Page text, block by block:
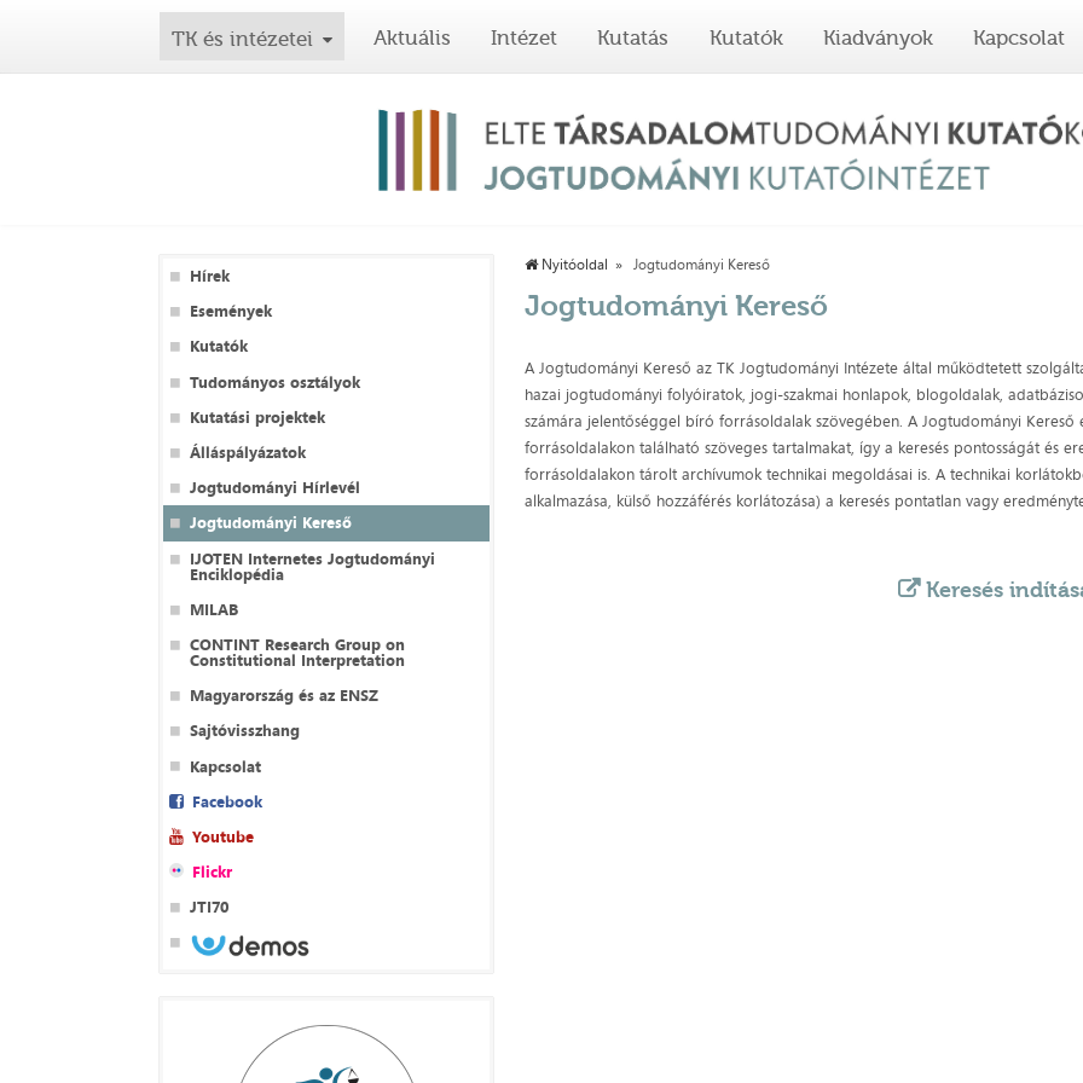
TK és intézetei Aktuális Intézet Kutatás Kutatók Kiadványok Kapcsolat
Hírek
Események
Kutatók
Tudományos osztályok
Kutatási projektek
Álláspályázatok
Jogtudományi Hírlevél
Jogtudományi Kereső
IJOTEN Internetes Jogtudományi
Enciklopédia
MILAB
CONTINT Research Group on
Constitutional Interpretation
Magyarország és az ENSZ
Sajtóvisszhang
Kapcsolat
Facebook
Youtube
Flickr
JTI70
Nyitóoldal Jogtudományi Kereső
Jogtudományi Kereső
A Jogtudományi Kereső az TK Jogtudományi Intézete által működtetett
hazai jogtudományi folyóiratok, jogi-szakmai honlapok, blogoldalak,
számára jelentőséggel bíró forrásoldalak szövegében. A Jogtudományi
forrásoldalakon található szöveges tartalmakat, így a keresés pontosságát és
forrásoldalakon tárolt archívumok technikai megoldásai is. A technikai
alkalmazása, külső hozzáférés korlátozása) a keresés pontatlan vagy
Keresés